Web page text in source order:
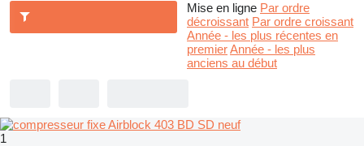
Mise en ligne Par ordre
décroissant Par ordre croissant
Année - les plus récentes en
premierAnnée - les plus
anciens au début
1